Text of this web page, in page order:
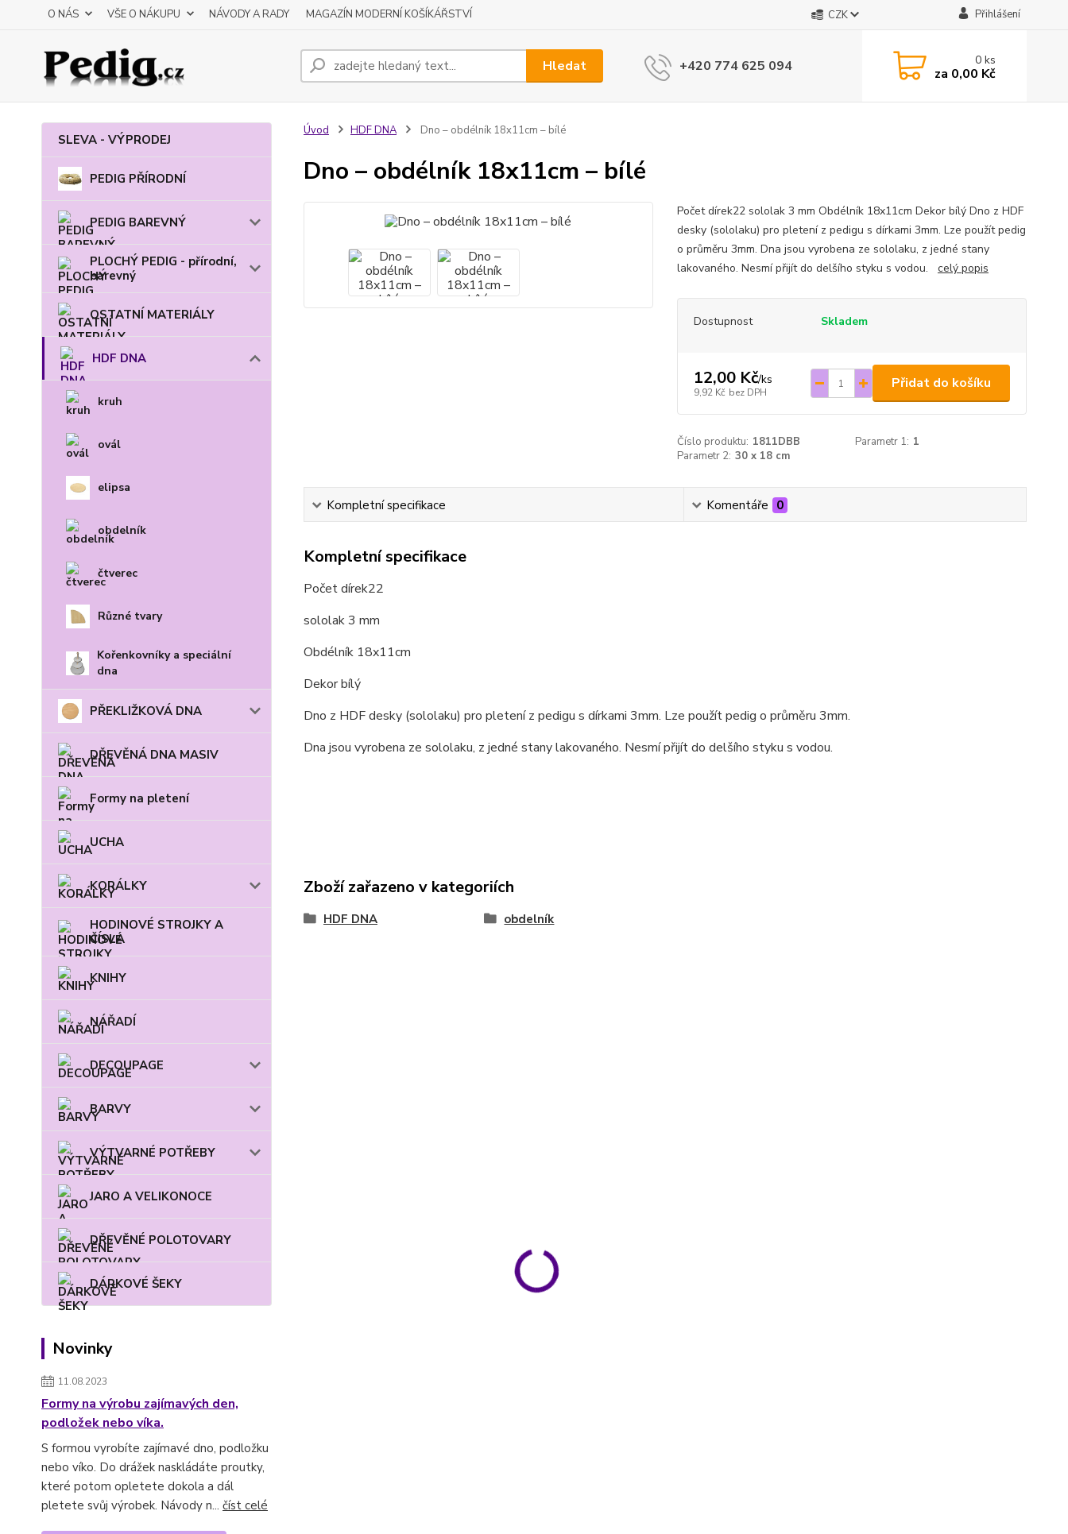
O NÁS VŠE O NÁKUPU NÁVODY A RADY MAGAZÍN MODERNÍ KOŠÍKÁŘSTVÍ CZK Přihlášení
Hledat +420 774 625 094 0ks
za 0,00 Kč
SLEVA - VÝPRODEJ
PEDIG PŘÍRODNÍ
PEDIG BAREVNÝ
PLOCHÝ PEDIG - přírodní,
barevný
OSTATNÍ MATERIÁLY
HDF DNA
kruh
ovál
elipsa
obdelník
čtverec
Různé tvary
Kořenkovníky a speciální
dna
PŘEKLIŽKOVÁ DNA
DŘEVĚNÁ DNA MASIV
Formy na pletení
UCHA
KORÁLKY
HODINOVÉ STROJKY A
ČÍSLA
KNIHY
NÁŘADÍ
DECOUPAGE
BARVY
VÝTVARNÉ POTŘEBY
JARO A VELIKONOCE
DŘEVĚNÉ POLOTOVARY
DÁRKOVÉ ŠEKY
Novinky
11.08.2023
Formy na výrobu zajímavých den,
podložek nebo víka.
S formou vyrobíte zajímavé dno, podložku
nebo víko. Do drážek naskládáte proutky,
které potom opletete dokola a dál
pletete svůj výrobek. Návody n... číst celé
Úvod HDF DNA Dno – obdélník 18x11cm – bílé
Dno – obdélník 18x11cm – bílé
Počet dírek22 sololak 3 mm Obdélník 18x11cm Dekor bílý Dno z HDF
desky (sololaku) pro pletení z pedigu s dírkami 3mm. Lze použít pedig
o průměru 3mm. Dna jsou vyrobena ze sololaku, z jedné stany
lakovaného. Nesmí přijít do delšího styku s vodou. celý popis
Dostupnost Skladem
12,00 Kč/ks
9,92 Kč bez DPH
Přidat do košíku
Číslo produktu: 1811DBB Parametr 1: 1
Parametr 2: 30 x 18 cm
Kompletní specifikace Komentáře 0
Kompletní specifikace
Počet dírek22
sololak 3 mm
Obdélník 18x11cm
Dekor bílý
Dno z HDF desky (sololaku) pro pletení z pedigu s dírkami 3mm. Lze použít pedig o průměru 3mm.
Dna jsou vyrobena ze sololaku, z jedné stany lakovaného. Nesmí přijít do delšího styku s vodou.
Zboží zařazeno v kategoriích
HDF DNA obdelník